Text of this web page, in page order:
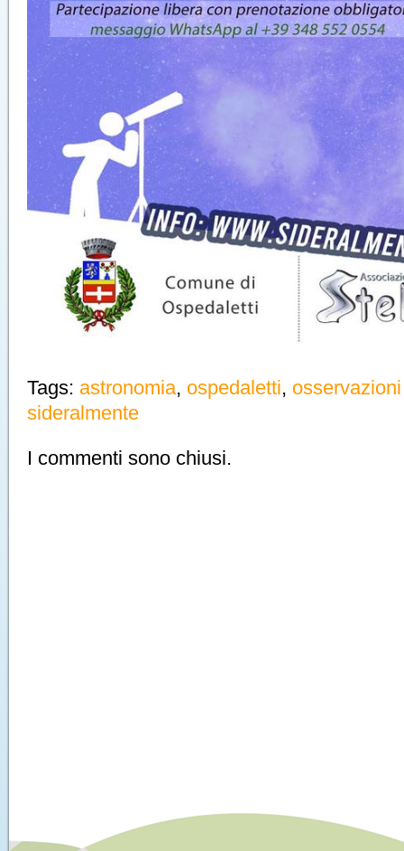
Tags: astronomia, ospedaletti,
sideralmente
I commenti sono chiusi.